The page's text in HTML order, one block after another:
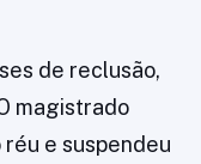
de reclusão,
magistrado
e suspendeu